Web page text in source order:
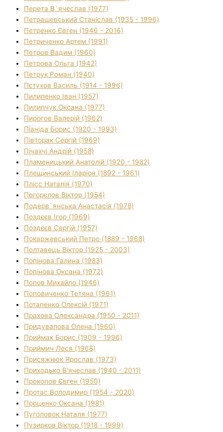
Перета В`ячеслав (1977)
Петрашевський Станіслав (1935 - 1996)
Петренко Євген (1946 - 2016)
Петриченко Артем (1991)
Петров Вадим (1960)
Петрова Ольга (1942)
Петрук Роман (1940)
Пєтухов Василь (1914 - 1996)
Пилипенко Іван (1957)
Пилипчук Оксана (1977)
Пирогов Валерій (1962)
Піаніда Борис (1920 - 1993)
Півторак Сергій (1969)
Пічахчі Андрій (1958)
Пламеницький Анатолій (1920 - 1982)
Плещинський Іларіон (1892 - 1961)
Плісс Наталія (1970)
Погорєлов Віктор (1954)
Подерв`янська Анастасія (1978)
Поздєєв Ігор (1969)
Поздєєв Сергій (1957)
Покаржевський Петро (1889 - 1968)
Полтавець Віктор (1925 - 2003)
Попінова Галина (1983)
Попінова Оксана (1972)
Попов Михайло (1946)
Поповиченко Тетяна (1961)
Потапенко Олексій (1971)
Прахова Олександра (1950 - 2011)
Придувалова Олена (1960)
Приймак Борис (1909 - 1996)
Приймич Леся (1968)
Присяжнюк Ярослав (1973)
Приходько В'ячеслав (1940 - 2011)
Прокопов Євген (1950)
Протас Володимир (1954 - 2020)
Проценко Оксана (1981)
Пуголовок Наталя (1977)
Пузирков Віктор (1918 - 1999)